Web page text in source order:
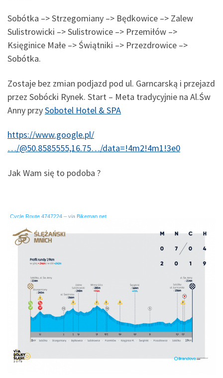
Sobótka –> Strzegomiany –> Będkowice –> Zalew
Sulistrowicki –> Sulistrowice –> Przemiłów –>
Księginice Małe –> Świątniki –> Przezdrowice –>
Sobótka.
Zostaje bez zmian podjazd pod ul. Garncarską i przejazd
przez Sobócki Rynek. Start – Meta tradycyjnie na Al.Św
Anny przySobotel Hotel & SPA
https://www.google.pl/
…/@50.8585555,16.75…/data=!4m2!4m1!3e0
Jak Wam się to podoba ?
Cycle Route 4747224 – via Bikemap.net